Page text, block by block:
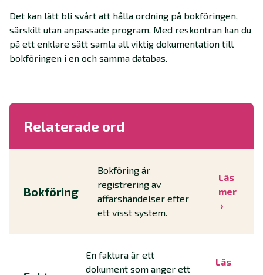
Det kan lätt bli svårt att hålla ordning på bokföringen,
särskilt utan anpassade program. Med reskontran kan du
på ett enklare sätt samla all viktig dokumentation till
bokföringen i en och samma databas.
Relaterade ord
Bokföring
Bokföring är
registrering av
affärshändelser efter
ett visst system.
Läs
mer
En faktura är ett
dokument som anger ett
Läs